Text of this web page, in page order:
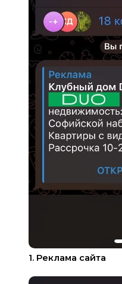
1. Реклама сайта